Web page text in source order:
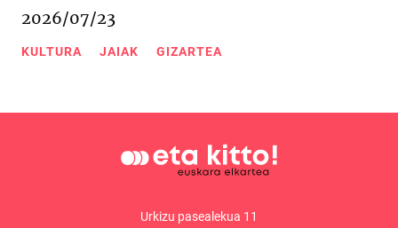
2026/07/23
KULTURA JAIAK GIZARTEA
Urkizu pasealekua 11